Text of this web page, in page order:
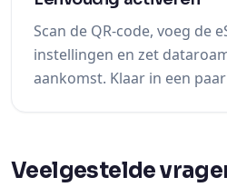
Scan de QR-code, voeg de
instellingen en zet
aankomst. Klaar in een
Veelgestelde